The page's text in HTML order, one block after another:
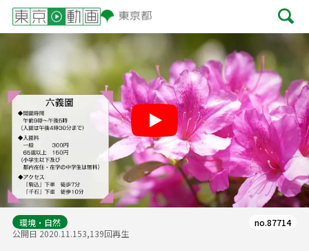
環境・自然
公開日 2020.11.153,139回再生
no.87714